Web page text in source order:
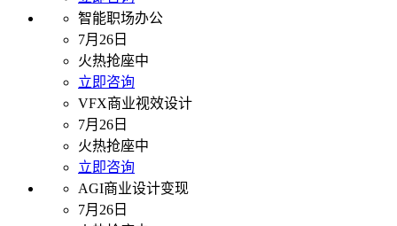
智能职场办公
7月26日
火热抢座中
立即咨询
VFX商业视效设计
7月26日
火热抢座中
立即咨询
AGI商业设计变现
7月26日